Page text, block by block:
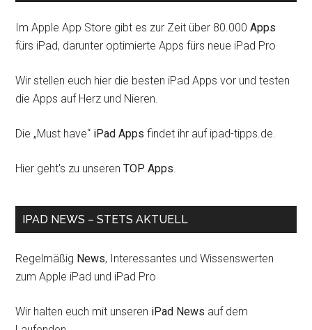
Im Apple App Store gibt es zur Zeit über 80.000Apps
fürs iPad, darunter optimierte Apps fürs neue iPad Pro
Wir stellen euch hier die besten iPad Apps vor und testen
die Apps auf Herz und Nieren.
Die „Must have“ iPad Apps findet ihr auf ipad-tipps.de.
Hier geht's zu unserenTOP Apps.
IPAD NEWS – STETS AKTUELL
Regelmäßig News, Interessantes und Wissenswerten
zum Apple iPad und iPad Pro
Wir halten euch mit unseren iPad News auf dem